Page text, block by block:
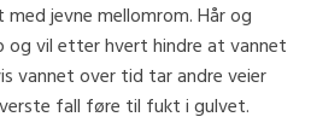
jevne mellomrom. Hår og
og vil etter hvert hindre at vannet
vannet over tid tar andre veier
fall føre til fukt i gulvet.